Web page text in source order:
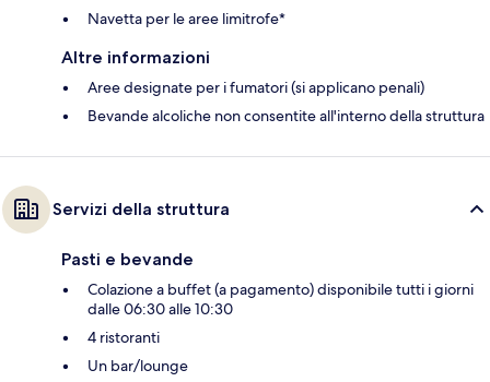
Navetta per le aree limitrofe*
Altre informazioni
Aree designate per i fumatori (si applicano penali)
Bevande alcoliche non consentite all'interno della struttura
Servizi della struttura
Pasti e bevande
Colazione a buffet (a pagamento) disponibile tutti i giorni
dalle 06:30 alle 10:30
4 ristoranti
Un bar/lounge